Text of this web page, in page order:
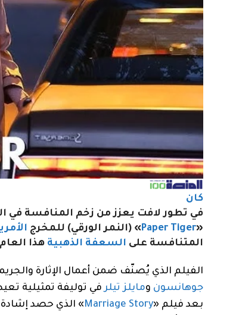
كان
في تطور لافت يعزز من زخم المنافسة في
«
Paper Tiger» (النمر الورقي) للمخرج
المتنافسة على السعفة الذهبية هذا
الفيلم الذي يُصنّف ضمن أعمال الإثارة
جوهانسون ومايلز تيلرفي توليفة تمثيلية
بعد فيلم «Marriage Story» الذي حصد إشادة